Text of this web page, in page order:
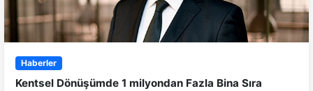
Haberler
Kentsel Dönüşümde 1 milyondan Fazla Bina Sıra